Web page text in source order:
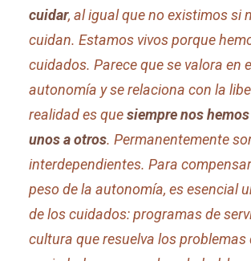
cuidar, al igual que no existimos si
cuidan. Estamos vivos porque
cuidados. Parece que se valora en
autonomía y se relaciona con la
realidad es quesiempre nos
unos a otros. Permanentemente
interdependientes. Para
peso de la autonomía, es esencial
de los cuidados: programas de
cultura que resuelva los problemas